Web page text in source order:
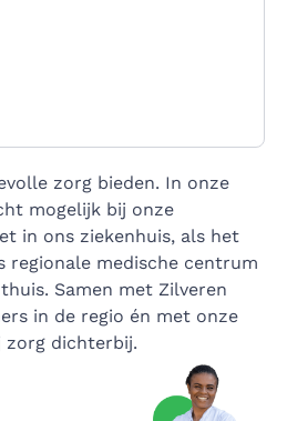
zorg bieden. In onze
mogelijk bij onze
in ons ziekenhuis, als het
regionale medische centrum
Samen met Zilveren
in de regio én met onze
zorg dichterbij.